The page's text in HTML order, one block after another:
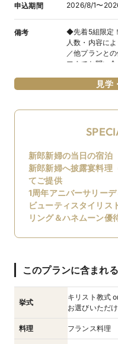
申込期間 2026/8/1〜
備考
◆先着5組限定
人数・内容に
／他プランと
フまでお問い合
見学
新郎新婦の当日の宿泊
新郎新婦へ披露宴料理
てご提供
1周年アニバーサリー
ビューティスタイリス
リング＆ハネムーン優
このプランに含まれ
挙式
キリスト教式
お選びいただけ
料理 フランス料理